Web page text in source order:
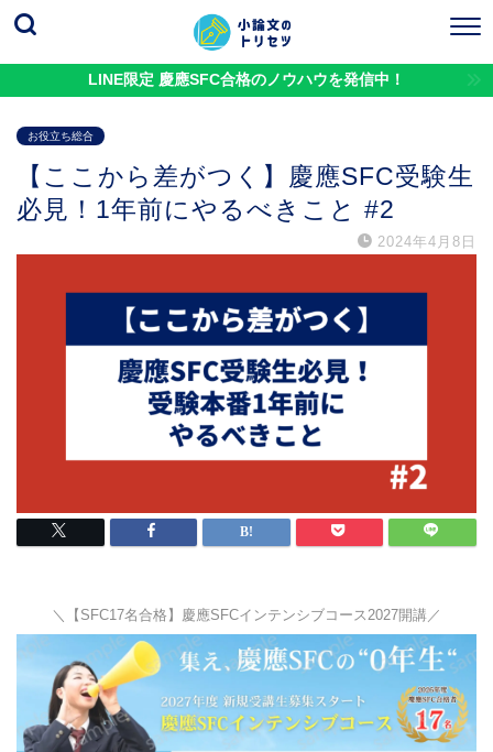
LINE限定 慶應SFC合格のノウハウを発信中！
お役立ち総合
【ここから差がつく】慶應SFC受験生
必見！1年前にやるべきこと #2
2024年4月8日
＼【SFC17名合格】慶應SFCインテンシブコース2027開講／